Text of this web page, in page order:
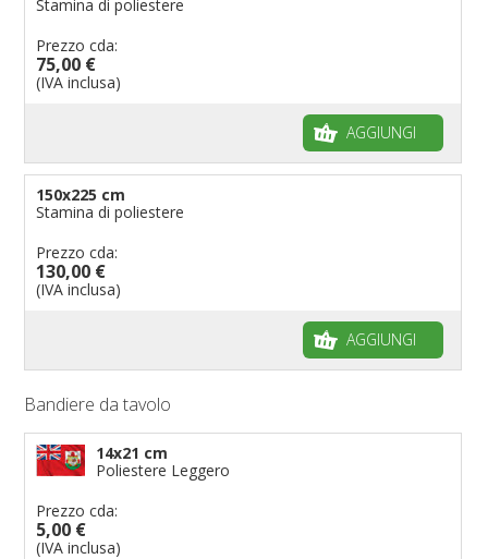
Stamina di poliestere
Prezzo cda:
75,00 €
(IVA inclusa)
AGGIUNGI
150x225 cm
Stamina di poliestere
Prezzo cda:
130,00 €
(IVA inclusa)
AGGIUNGI
Bandiere da tavolo
14x21 cm
Poliestere Leggero
Prezzo cda:
5,00 €
(IVA inclusa)